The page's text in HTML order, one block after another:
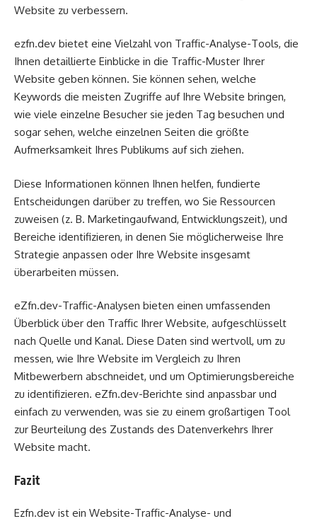
Website zu verbessern.
ezfn.dev bietet eine Vielzahl von Traffic-Analyse-Tools, die
Ihnen detaillierte Einblicke in die Traffic-Muster Ihrer
Website geben können. Sie können sehen, welche
Keywords die meisten Zugriffe auf Ihre Website bringen,
wie viele einzelne Besucher sie jeden Tag besuchen und
sogar sehen, welche einzelnen Seiten die größte
Aufmerksamkeit Ihres Publikums auf sich ziehen.
Diese Informationen können Ihnen helfen, fundierte
Entscheidungen darüber zu treffen, wo Sie Ressourcen
zuweisen (z. B. Marketingaufwand, Entwicklungszeit), und
Bereiche identifizieren, in denen Sie möglicherweise Ihre
Strategie anpassen oder Ihre Website insgesamt
überarbeiten müssen.
eZfn.dev-Traffic-Analysen bieten einen umfassenden
Überblick über den Traffic Ihrer Website, aufgeschlüsselt
nach Quelle und Kanal. Diese Daten sind wertvoll, um zu
messen, wie Ihre Website im Vergleich zu Ihren
Mitbewerbern abschneidet, und um Optimierungsbereiche
zu identifizieren. eZfn.dev-Berichte sind anpassbar und
einfach zu verwenden, was sie zu einem großartigen Tool
zur Beurteilung des Zustands des Datenverkehrs Ihrer
Website macht.
Fazit
Ezfn.dev ist ein Website-Traffic-Analyse- und